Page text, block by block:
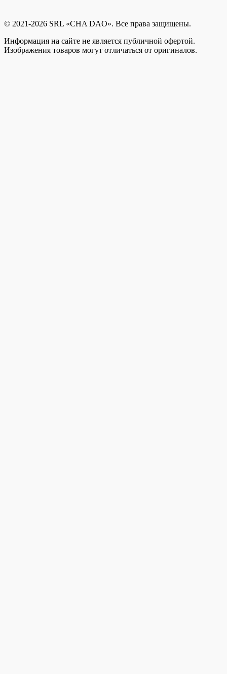
© 2021-2026 SRL «CHA DAO». Все права защищены.
Информация на сайте не является публичной офертой.
Изображения товаров могут отличаться от оригиналов.